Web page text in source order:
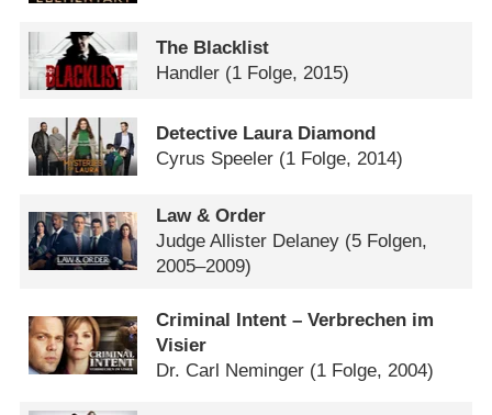
The Blacklist
Handler (1 Folge, 2015)
Detective Laura Diamond
Cyrus Speeler (1 Folge, 2014)
Law & Order
Judge Allister Delaney (5 Folgen,
2005–2009)
Criminal Intent – Verbrechen im
Visier
Dr. Carl Neminger (1 Folge, 2004)